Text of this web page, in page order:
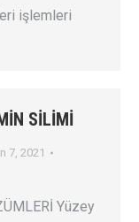
işlemleri
SİLİMİ
7, 2021
Yüzey